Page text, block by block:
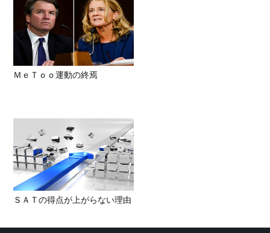
ＭｅＴｏｏ運動の終焉
ＳＡＴの得点が上がらない理由